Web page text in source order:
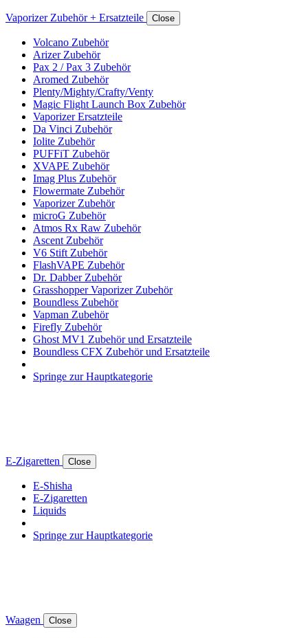
Vaporizer Zubehör + Ersatzteile Close
Volcano Zubehör
Arizer Zubehör
Pax 2 / Pax 3 Zubehör
Aromed Zubehör
Plenty/Mighty/Crafty/Venty
Magic Flight Launch Box Zubehör
Vaporizer Ersatzteile
Da Vinci Zubehör
Iolite Zubehör
PUFFiT Zubehör
XVAPE Zubehör
Imag Plus Zubehör
Flowermate Zubehör
Vaporizer Zubehör
microG Zubehör
Atmos Rx Raw Zubehör
Ascent Zubehör
V6 Stift Zubehör
FlashVAPE Zubehör
Dr. Dabber Zubehör
Grasshopper Vaporizer Zubehör
Boundless Zubehör
Vapman Zubehör
Firefly Zubehör
Ghost MV1 Zubehör und Ersatzteile
Boundless CFX Zubehör und Ersatzteile
Springe zur Hauptkategorie
E-Zigaretten Close
E-Shisha
E-Zigaretten
Liquids
Springe zur Hauptkategorie
Waagen Close